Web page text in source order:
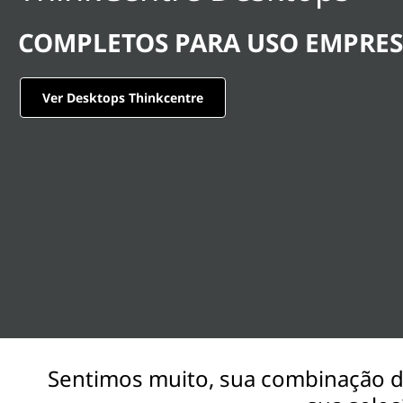
d
o
p
COMPLETOS PARA USO
Ver Desktops Thinkcentre
Sentimos muito, sua combinação